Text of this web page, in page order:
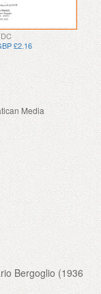
£2.16
Media
Bergoglio (1936